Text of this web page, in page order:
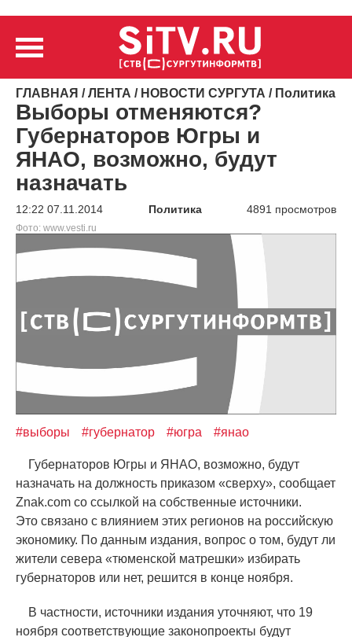
ГЛАВНАЯ /ЛЕНТА / НОВОСТИ СУРГУТА / Политика
Выборы отменяются?
Губернаторов Югры и
ЯНАО, возможно, будут
назначать
12:22 07.11.2014 Политика 4891 просмотров
Фото: www.vesti.ru
#выборы #губернатор #югра #янао
Губернаторов Югры и ЯНАО, возможно, будут
назначать на должность приказом «сверху», сообщает
Znak.com со ссылкой на собственные источники.
Это связано с влиянием этих регионов на российскую
экономику. По данным издания, вопрос о том, будут ли
жители севера «тюменской матрешки» избирать
губернаторов или нет, решится в конце ноября.
В частности, источники издания уточняют, что 19
ноября соответствующие законопроекты будут